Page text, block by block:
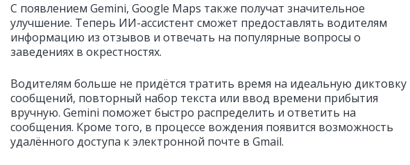
С появлением Gemini, Google Maps также получат значительное
улучшение. Теперь ИИ-ассистент сможет предоставлять водителям
информацию из отзывов и отвечать на популярные вопросы о
заведениях в окрестностях.
Водителям больше не придётся тратить время на идеальную диктовку
сообщений, повторный набор текста или ввод времени прибытия
вручную. Gemini поможет быстро распределить и ответить на
сообщения. Кроме того, в процессе вождения появится возможность
удалённого доступа к электронной почте в Gmail.